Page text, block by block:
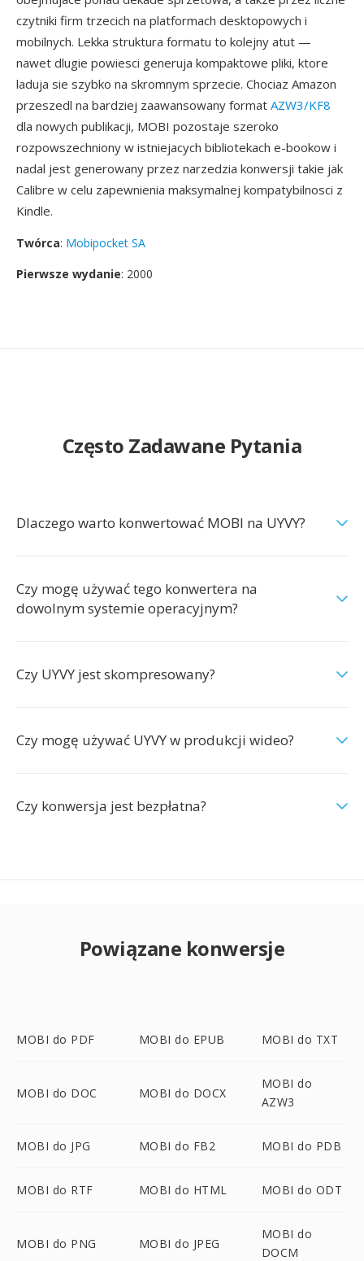
czytniki firm trzecich na platformach desktopowych i
mobilnych. Lekka struktura formatu to kolejny atut —
nawet dlugie powiesci generuja kompaktowe pliki, ktore
laduja sie szybko na skromnym sprzecie. Chociaz Amazon
przeszedl na bardziej zaawansowany format AZW3/KF8
dla nowych publikacji, MOBI pozostaje szeroko
rozpowszechniony w istniejacych bibliotekach e-bookow i
nadal jest generowany przez narzedzia konwersji takie jak
Calibre w celu zapewnienia maksymalnej kompatybilnosci z
Kindle.
Twórca: Mobipocket SA
Pierwsze wydanie: 2000
Często Zadawane Pytania
Dlaczego warto konwertować MOBI na UYVY?
Czy mogę używać tego konwertera na
dowolnym systemie operacyjnym?
Czy UYVY jest skompresowany?
Czy mogę używać UYVY w produkcji wideo?
Czy konwersja jest bezpłatna?
Powiązane konwersje
MOBI do PDF MOBI do EPUB MOBI do TXT
MOBI do DOC MOBI do DOCX
MOBI do
AZW3
MOBI do JPG MOBI do FB2 MOBI do PDB
MOBI do RTF MOBI do HTML MOBI do ODT
MOBI do PNG MOBI do JPEG
MOBI do
DOCM